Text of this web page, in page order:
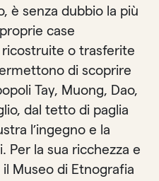
è senza dubbio la più
case
o trasferite
di scoprire
Tay, Muong, Dao,
dal tetto di paglia
l’ingegno e la
Per la sua ricchezza e
il Museo di Etnografia